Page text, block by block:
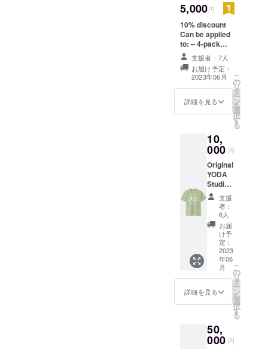
ジナルのサン
キューカードを
日本国内だけで
はなく世界中に
お届けします！
※カードを郵便で
お送りします
5,000円
10% discount
Can be applied
to: – 4-pack
plan – 8-pack
plan – Unlimited
plan – Individual
classes ※ Valid
until: 15 July
2023 ※The
4回券プラン – 8
回券プラン – 無
限： 2023年7月
15日 ※クーポン
はメールにて送
信されます。
支援者：7人
お届け予定：
2023年06月
詳細を見る
こ
の
リ
タ
ー
ン
を
選
択
す
る
10,
000 円
Original
YODA
Studio
T-shirt
※Our T-
shirt
are
made
100%
cotton.
YODA
Studio
オリジ
ナルT
シャツ
ツは綿
100％
支援
者：
6人
お届
け予
定：
2023
年06
月
詳細を見る
こ
の
リ
タ
ー
ン
を
選
択
す
る
50,
000 円